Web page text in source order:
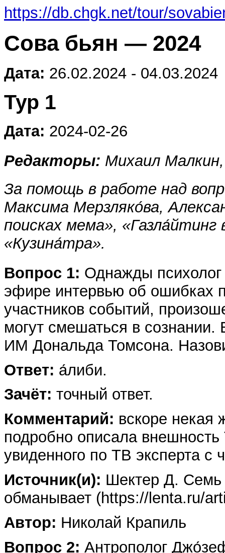
https://db.chgk.net/tour/
Сова бьян — 2024
Дата: 26.02.2024 - 04.03.2024
Тур 1
Дата: 2024-02-26
Редакторы: Михаил
За помощь в работе над
Максима Мерзляко́ва,
поисках мема»,
«Кузина́тра».
Вопрос 1: Однажды
эфире интервью об ошибках
участников событий,
могут смешаться в сознании.
ИМ Дональда Томсона.
Ответ: а́либи.
Зачёт: точный ответ.
Комментарий: вскоре некая
подробно описала
увиденного по ТВ эксперта с
Источник(и): Шектер Д. Семь
обманывает (https://lenta.ru/
Автор: Николай Крапиль
Вопрос 2: Антрополог